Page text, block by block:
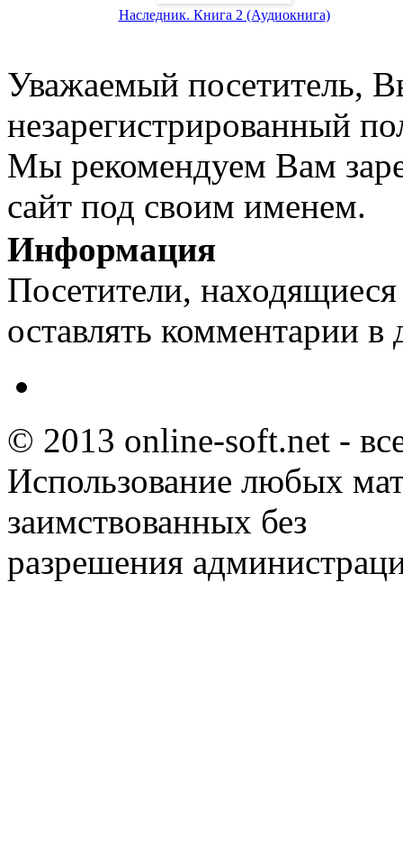
Наследник. Книга 2 (Аудиокнига)
Уважаемый посетитель,
незарегистрированный
Мы рекомендуем Вам
сайт под своим именем.
Информация
Посетители,
оставлять комментарии в
© 2013 online-soft.net -
Использование любых
заимствованных без
разрешения